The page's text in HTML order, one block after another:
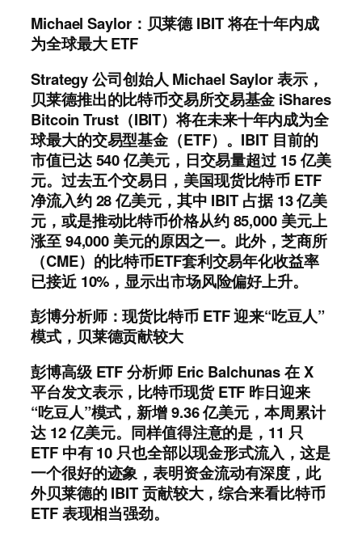
Michael Saylor：贝莱德 IBIT 将在十年内成
为全球最大 ETF
Strategy 公司创始人 Michael Saylor 表示，
贝莱德推出的比特币交易所交易基金 iShares
Bitcoin Trust（IBIT）将在未来十年内成为全
球最大的交易型基金（ETF）。IBIT 目前的
市值已达 540 亿美元，日交易量超过 15 亿美
元。过去五个交易日，美国现货比特币 ETF
净流入约 28 亿美元，其中 IBIT 占据 13 亿美
元，或是推动比特币价格从约 85,000 美元上
涨至 94,000 美元的原因之一。此外，芝商所
（CME）的比特币ETF套利交易年化收益率
已接近 10%，显示出市场风险偏好上升。
彭博分析师：现货比特币 ETF 迎来“吃豆人”
模式，贝莱德贡献较大
彭博高级 ETF 分析师 Eric Balchunas 在 X
平台发文表示，比特币现货 ETF 昨日迎来
“吃豆人”模式，新增 9.36 亿美元，本周累计
达 12 亿美元。同样值得注意的是，11 只
ETF 中有 10 只也全部以现金形式流入，这是
一个很好的迹象，表明资金流动有深度，此
外贝莱德的 IBIT 贡献较大，综合来看比特币
ETF 表现相当强劲。